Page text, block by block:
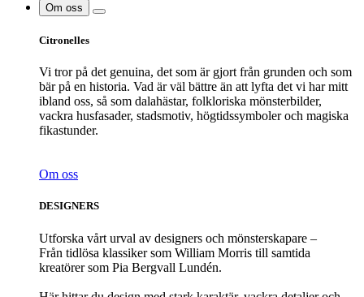
Om oss
Citronelles
Vi tror på det genuina, det som är gjort från grunden och som
bär på en historia. Vad är väl bättre än att lyfta det vi har mitt
ibland oss, så som dalahästar, folkloriska mönsterbilder,
vackra husfasader, stadsmotiv, högtidssymboler och magiska
fikastunder.
Om oss
DESIGNERS
Utforska vårt urval av designers och mönsterskapare –
Från tidlösa klassiker som William Morris till samtida
kreatörer som Pia Bergvall Lundén.